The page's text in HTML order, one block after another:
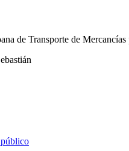
de Transporte de Mercancías